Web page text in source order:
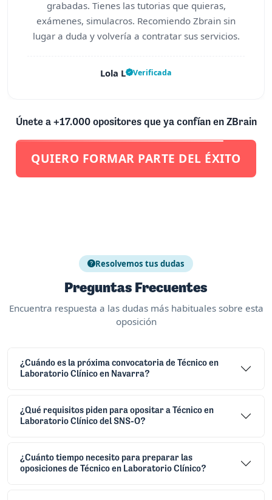
grabadas. Tienes las tutorias que quieras,
exámenes, simulacros. Recomiendo Zbrain sin
lugar a duda y volvería a contratar sus servicios.
Lola L Verificada
Únete a +17.000 opositores que ya confían en ZBrain
QUIERO FORMAR PARTE DEL ÉXITO
Resolvemos tus dudas
Preguntas Frecuentes
Encuentra respuesta a las dudas más habituales sobre esta
oposición
¿Cuándo es la próxima convocatoria de Técnico en
Laboratorio Clínico en Navarra?
¿Qué requisitos piden para opositar a Técnico en
Laboratorio Clínico del SNS-O?
¿Cuánto tiempo necesito para preparar las
oposiciones de Técnico en Laboratorio Clínico?